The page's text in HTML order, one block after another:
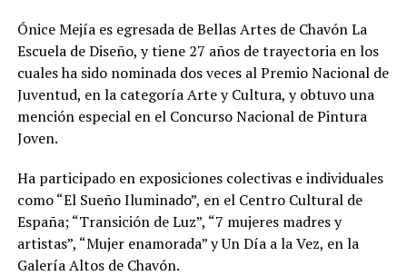
Ónice Mejía es egresada de Bellas Artes de Chavón La
Escuela de Diseño, y tiene 27 años de trayectoria en los
cuales ha sido nominada dos veces al Premio Nacional de
Juventud, en la categoría Arte y Cultura, y obtuvo una
mención especial en el Concurso Nacional de Pintura
Joven.
Ha participado en exposiciones colectivas e individuales
como “El Sueño Iluminado”, en el Centro Cultural de
España; “Transición de Luz”, “7 mujeres madres y
artistas”, “Mujer enamorada” y Un Día a la Vez, en la
Galería Altos de Chavón.